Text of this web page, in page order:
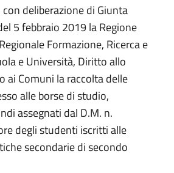
deliberazione di Giunta
5 febbraio 2019 la Regione
Formazione, Ricerca e
e Università, Diritto allo
ai Comuni la raccolta delle
alle borse di studio,
assegnati dal D.M. n.
degli studenti iscritti alle
secondarie di secondo